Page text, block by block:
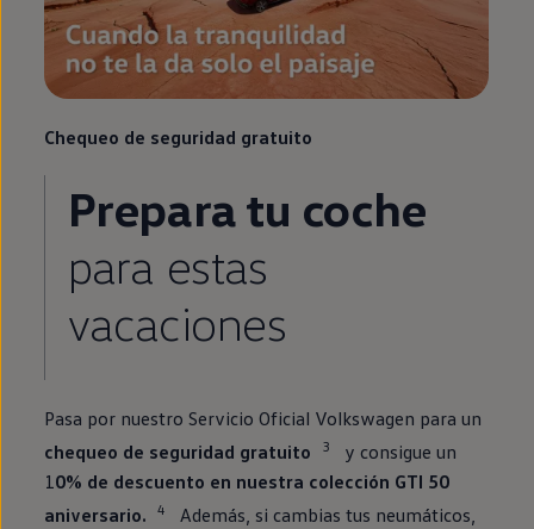
Chequeo de seguridad gratuito
Prepara tu coche
para estas
vacaciones
Pasa por nuestro Servicio Oficial Volkswagen para un
chequeo de seguridad gratuito
3
y consigue un
1 0% de descuento en nuestra colección GTI 50
aniversario.
4
Además, si cambias tus neumáticos,